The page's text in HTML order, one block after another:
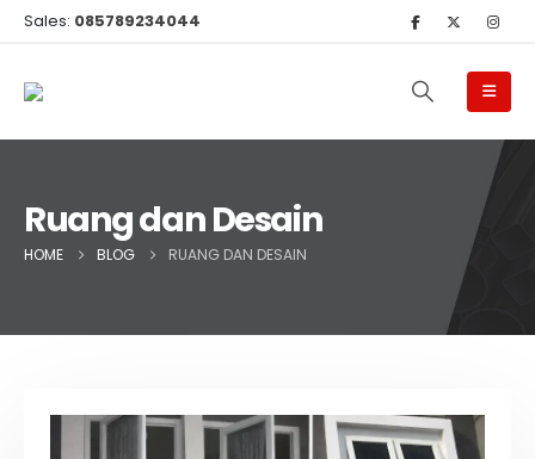
Sales: 085789234044
Ruang dan Desain
HOME BLOG RUANG DAN DESAIN